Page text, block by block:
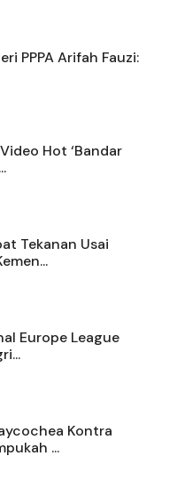
PPPA Arifah Fauzi:
Hot ‘Bandar
Tekanan Usai
Europe League
Kontra
...